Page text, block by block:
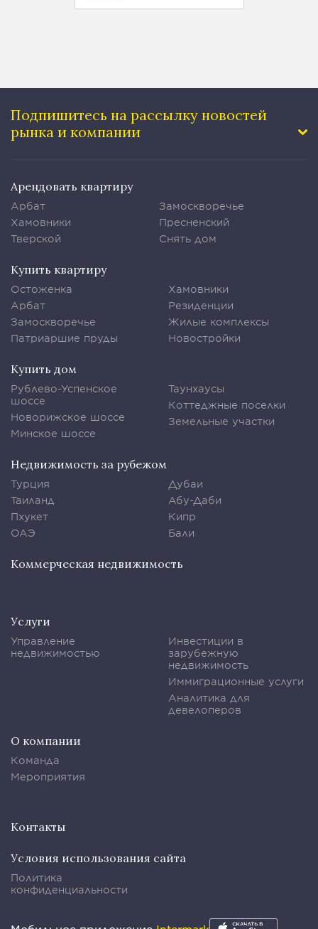
Подпишитесь на рассылку новостей
рынка и компании
Арендовать квартиру
Арбат
Хамовники
Тверской
Замоскворечье
Пресненский
Снять дом
Купить квартиру
Остоженка
Арбат
Замоскворечье
Патриаршие пруды
Хамовники
Резиденции
Жилые комплексы
Новостройки
Купить дом
Рублево-Успенское
шоссе
Новорижское шоссе
Минское шоссе
Таунхаусы
Коттеджные поселки
Земельные участки
Недвижимость за рубежом
Турция
Таиланд
Пхукет
ОАЭ
Дубаи
Абу-Даби
Кипр
Бали
Коммерческая недвижимость
Услуги
Управление
недвижимостью
Инвестиции в
зарубежную
недвижимость
Иммиграционные услуги
Аналитика для
девелоперов
О компании
Команда
Мероприятия
Контакты
Условия использования сайта
Политика
конфиденциальности